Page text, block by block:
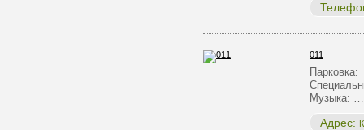
011
Музыка: …
Адрес: